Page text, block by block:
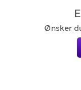
Ønsker